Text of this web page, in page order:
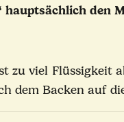
den
zu viel
dem Backen auf